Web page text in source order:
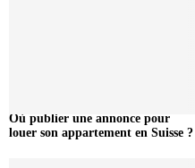
Où publier une annonce pour
louer son appartement en Suisse ?